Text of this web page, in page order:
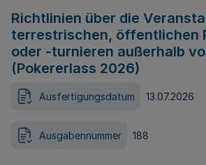
Richtlinien über die
terrestrischen, öffentlichen
oder -turnieren außerhalb
(Pokererlass 2026)
Ausfertigungsdatum 13.07.2026
Ausgabennummer 188